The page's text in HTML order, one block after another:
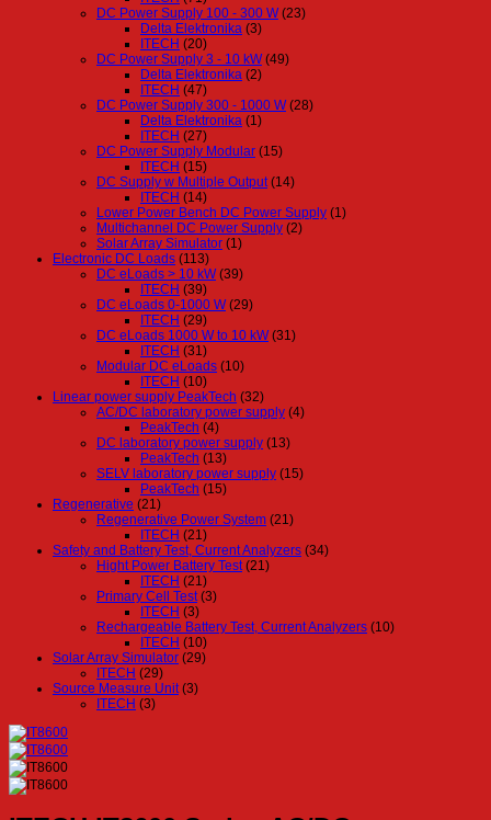
DC Power Supply 100 - 300 W (23)
Delta Elektronika (3)
ITECH (20)
DC Power Supply 3 - 10 kW (49)
Delta Elektronika (2)
ITECH (47)
DC Power Supply 300 - 1000 W (28)
Delta Elektronika (1)
ITECH (27)
DC Power Supply Modular (15)
ITECH (15)
DC Supply w Multiple Output (14)
ITECH (14)
Lower Power Bench DC Power Supply (1)
Multichannel DC Power Supply (2)
Solar Array Simulator (1)
Electronic DC Loads (113)
DC eLoads > 10 kW (39)
ITECH (39)
DC eLoads 0-1000 W (29)
ITECH (29)
DC eLoads 1000 W to 10 kW (31)
ITECH (31)
Modular DC eLoads (10)
ITECH (10)
Linear power supply PeakTech (32)
AC/DC laboratory power supply (4)
PeakTech (4)
DC laboratory power supply (13)
PeakTech (13)
SELV laboratory power supply (15)
PeakTech (15)
Regenerative (21)
Regenerative Power System (21)
ITECH (21)
Safety and Battery Test, Current Analyzers (34)
Hight Power Battery Test (21)
ITECH (21)
Primary Cell Test (3)
ITECH (3)
Rechargeable Battery Test, Current Analyzers (10)
ITECH (10)
Solar Array Simulator (29)
ITECH (29)
Source Measure Unit (3)
ITECH (3)